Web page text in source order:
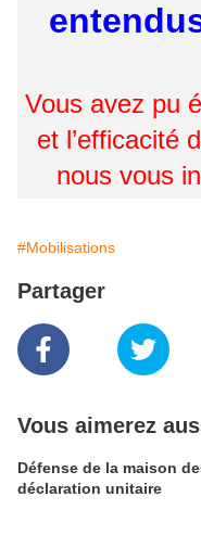
Vous avez pu
et l’efficacité
nous vous
#Mobilisations
Partager
Vous aimerez
Défense de la maison
déclaration unitaire